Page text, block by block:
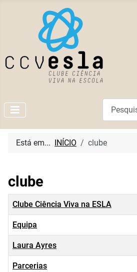
Está em... INÍCIO clube
clube
Título
Clube Ciência Viva na ESLA
Equipa
Laura Ayres
Parcerias